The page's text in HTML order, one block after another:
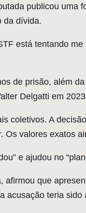
publicou
da dívida.
está tentando
de prisão, além
Delgatti em
coletivos. A
valores exatos
e ajudou no
que
teria